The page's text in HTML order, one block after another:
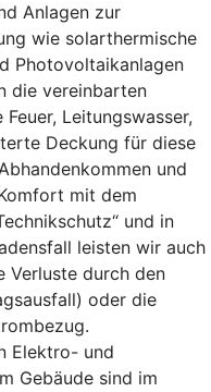
Anlagen zur
wie solarthermische
Photovoltaikanlagen
die vereinbarten
Leitungswasser,
Deckung für diese
und
mit dem
und in
leisten wir auch
Verluste durch den
oder die
Elektro- und
Gebäude sind im